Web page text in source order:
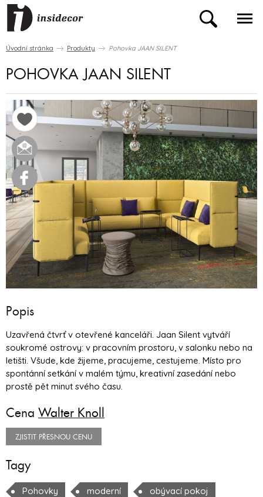
Úvodní stránka Produkty Pohovka JAAN SILENT
POHOVKA JAAN SILENT
Popis
Uzavřená čtvrť v otevřené kanceláři. Jaan Silent vytváří
soukromé ostrovy: v pracovním prostoru, v salonku nebo na
letišti. Všude, kde žijeme, pracujeme, cestujeme. Místo pro
spontánní setkání v malém týmu, kreativní zasedání nebo
prostě pět minut svého času.
Cena Walter Knoll
ZJISTIT PŘESNOU CENU
Tagy
Pohovky moderní obývací pokoj